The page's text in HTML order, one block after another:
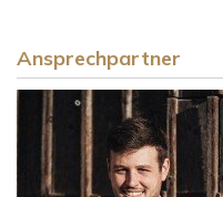
Ansprechpartner